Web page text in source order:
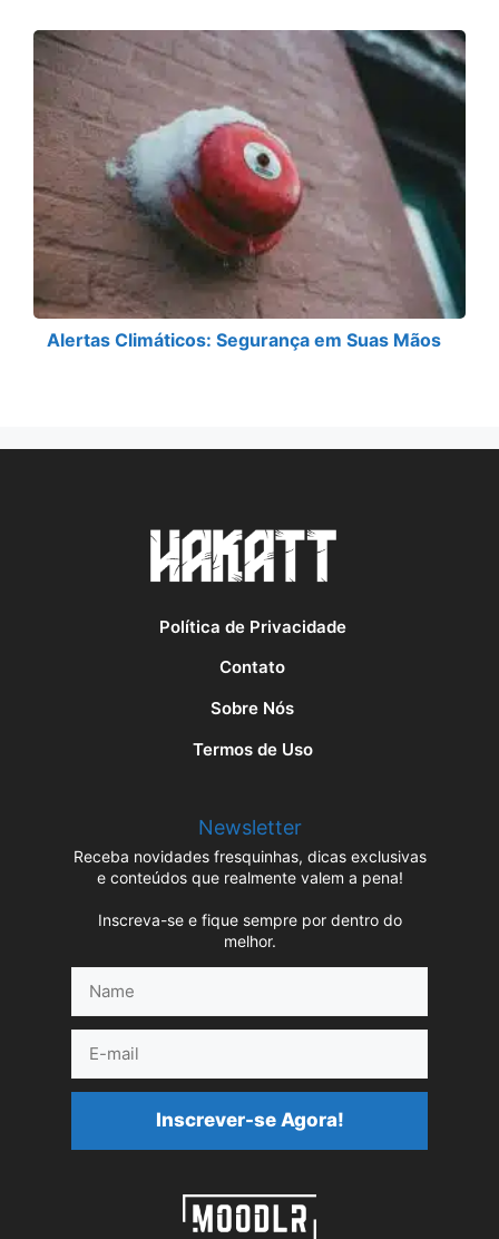
Alertas Climáticos: Segurança em Suas Mãos
Política de Privacidade
Contato
Sobre Nós
Termos de Uso
Newsletter
Receba novidades fresquinhas, dicas exclusivas
e conteúdos que realmente valem a pena!
Inscreva-se e fique sempre por dentro do
melhor.
mail
Inscrever-se Agora!